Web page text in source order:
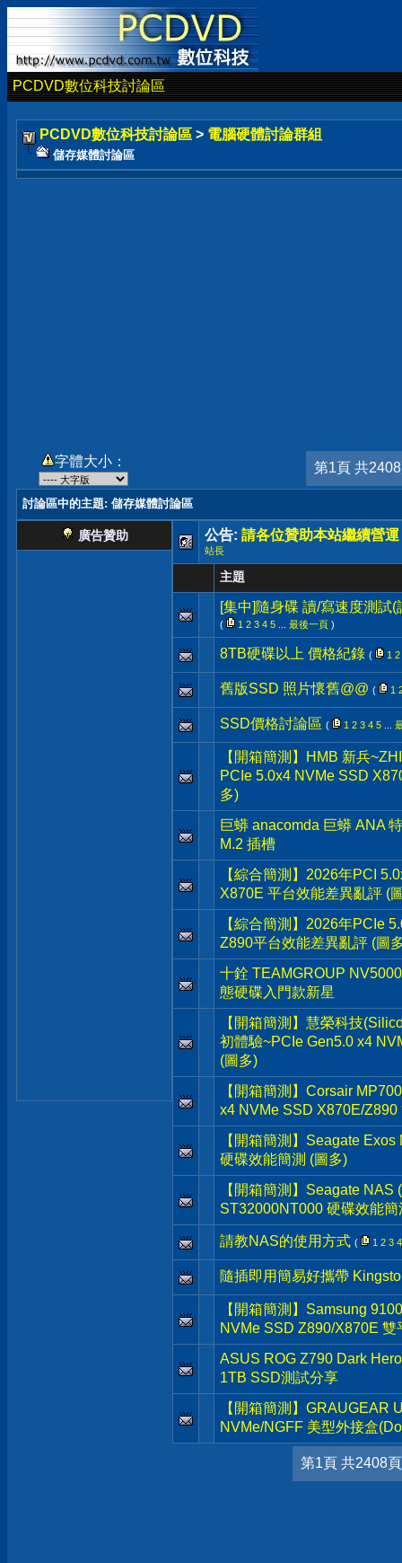
PCDVD數位科技討論區
PCDVD數位科技討論區 > 電腦硬體討論群組
儲存媒體討論區
字體大小： 第1頁 共
討論區中的主題: 儲存媒體討論區
廣告贊助 公告: 請各位贊助本站繼續營運
站長
主題
[集中]隨身碟 讀/寫速度測試
( 1 2 3 4 5 最後一頁 )
8TB硬碟以上 價格紀錄 ( 1 2
舊版SSD 照片懷舊@@ ( 1
SSD價格討論區 ( 1 2 3 4 5
【開箱簡測】HMB 新兵
PCIe 5.0x4 NVMe SSD
多)
巨蟒 anacomda 巨蟒 ANA
M.2 插槽
【綜合簡測】2026年PCI
X870E 平台效能差異亂評 (
【綜合簡測】2026年PCIe
Z890平台效能差異亂評 (圖
十銓 TEAMGROUP
態硬碟入門款新星
【開箱簡測】慧榮科技
初體驗~PCIe Gen5.0 x4
(圖多)
【開箱簡測】Corsair
x4 NVMe SSD X870E/Z890
【開箱簡測】Seagate
硬碟效能簡測 (圖多)
【開箱簡測】Seagate
ST32000NT000 硬碟效能簡
請教NAS的使用方式 ( 1 2 3 4
隨插即用簡易好攜帶
【開箱簡測】Samsung
NVMe SSD Z890/X870E 雙
ASUS ROG Z790 Dark
1TB SSD測試分享
【開箱簡測】GRAUGEAR
NVMe/NGFF 美型外接盒
第1頁 共2408頁